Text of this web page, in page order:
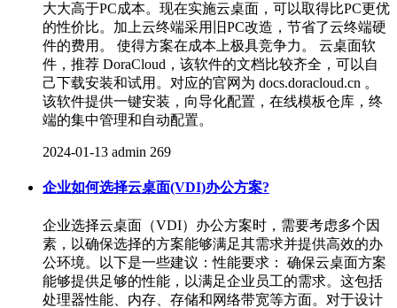
大大高于PC成本。现在实施云桌面，可以取得比PC更优
的性价比。加上云终端采用旧PC改造，节省了云终端硬
件的费用。 使得方案在成本上极具竞争力。 云桌面软
件，推荐 DoraCloud，该软件的文档比较齐全，可以自
己下载安装和试用。对应的官网为 docs.doracloud.cn 。
该软件提供一键安装，向导化配置，在线模板仓库，终
端的集中管理和自动配置。
2024-01-13 admin 269
企业如何选择云桌面(VDI)办公方案?
企业选择云桌面（VDI）办公方案时，需要考虑多个因
素，以确保选择的方案能够满足其需求并提供高效的办
公环境。以下是一些建议：性能要求： 确保云桌面方案
能够提供足够的性能，以满足企业员工的需求。这包括
处理器性能、内存、存储和网络带宽等方面。对于设计